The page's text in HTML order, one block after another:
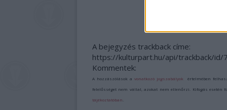
I want
A bejegyzés trackback címe:
https://kulturpart.hu/api/trackback/id/
Kommentek:
A hozzászólások avonatkozó jogszabályok értelmében
felelősséget nem vállal, azokat nem ellenőrzi. Kifogás esetén
tájékoztatóban